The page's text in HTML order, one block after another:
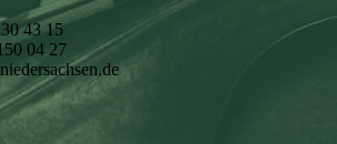
43 15
04 27